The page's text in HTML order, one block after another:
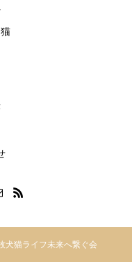
犬猫ライフ未来へ繋ぐ会